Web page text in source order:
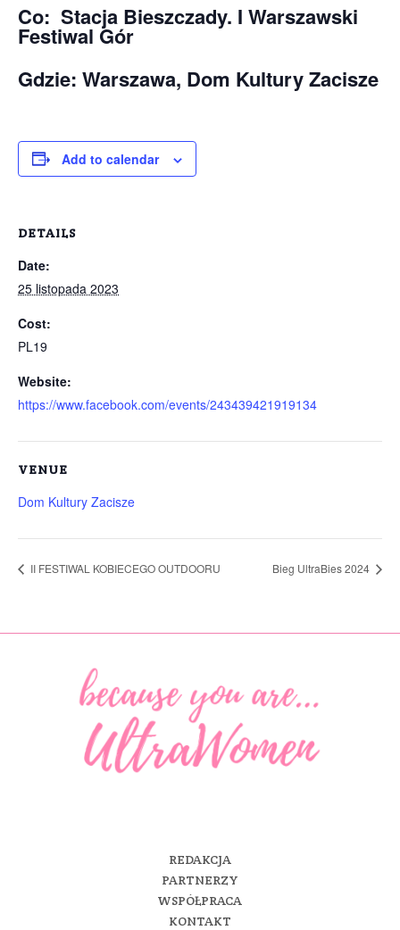
Co: Stacja Bieszczady. I Warszawski
Festiwal Gór
Gdzie: Warszawa, Dom Kultury Zacisze
Add to calendar
DETAILS
Date:
25 listopada 2023
Cost:
PL19
Website:
https://www.facebook.com/events/243439421919134
VENUE
Dom Kultury Zacisze
II FESTIWAL KOBIECEGO OUTDOORU Bieg UltraBies 2024
REDAKCJA
PARTNERZY
WSPÓŁPRACA
KONTAKT